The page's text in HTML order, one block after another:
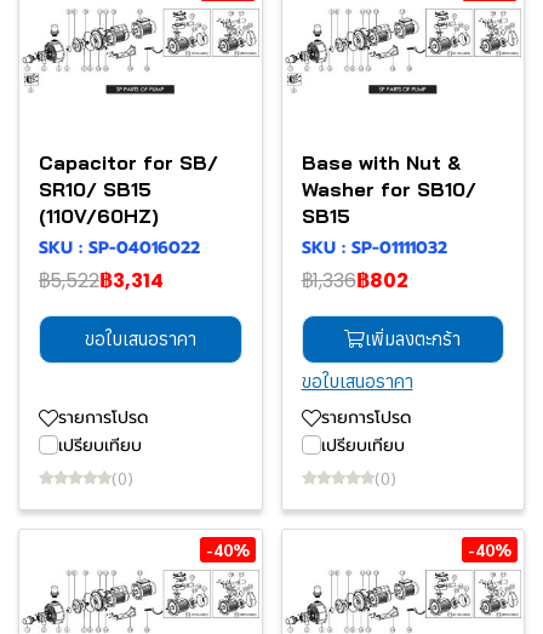
Capacitor for SB/
SR10/ SB15
(110V/60HZ)
SKU : SP-04016022
฿5,522฿3,314
ขอใบเสนอราคา
รายการโปรด
เปรียบเทียบ
(0)
Base with Nut &
Washer for SB10/
SB15
SKU : SP-01111032
฿1,336฿802
เพิ่มลงตะกร้า
ขอใบเสนอราคา
รายการโปรด
เปรียบเทียบ
(0)
-40% -40%